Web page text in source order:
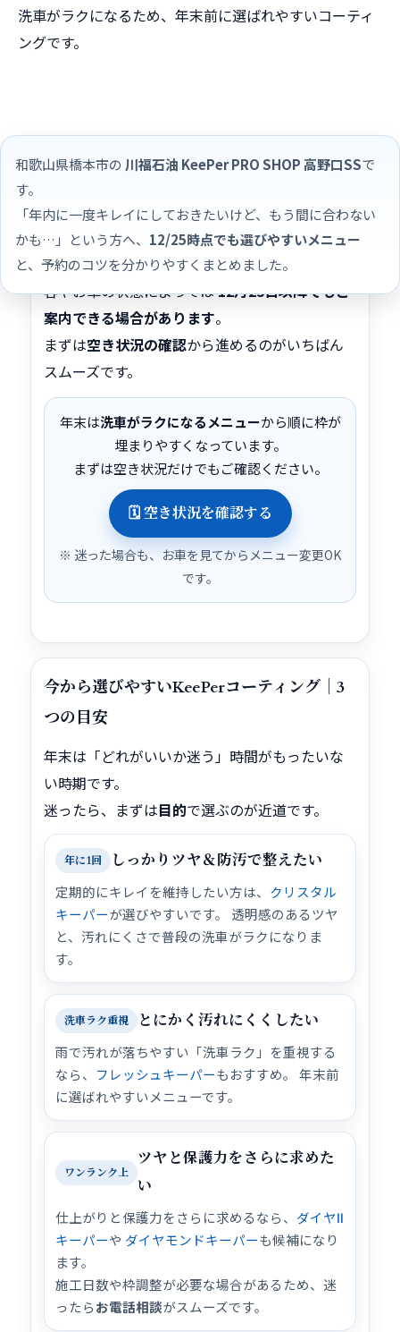
洗車がラクになるため、年末前に選ばれやすいコーティ
ングです。
和歌山県橋本市の 川福石油 KeePer PRO SHOP 高野口SSで
す。
「年内に一度キレイにしておきたいけど、もう間に合わない
かも…」という方へ、 12/25時点でも選びやすいメニュー
と、予約のコツを分かりやすくまとめました。
る場合があります
年末は予約が集中しやすい時期ですが、施工内
容やお車の状態によっては12月25日以降でもご
案内できる場合があります。
まずは空き状況の確認から進めるのがいちばん
スムーズです。
年末は洗車がラクになるメニューから順に枠が
埋まりやすくなっています。
まずは空き状況だけでもご確認ください。
🗓 空き状況を確認する
※ 迷った場合も、お車を見てからメニュー変更OK
です。
今から選びやすいKeePerコーティング｜3
つの目安
年末は「どれがいいか迷う」時間がもったいな
い時期です。
迷ったら、まずは目的で選ぶのが近道です。
年に1回 しっかりツヤ＆防汚で整えたい
定期的にキレイを維持したい方は、 クリスタル
キーパーが選びやすいです。 透明感のあるツヤ
と、汚れにくさで普段の洗車がラクになりま
す。
洗車ラク重視 とにかく汚れにくくしたい
雨で汚れが落ちやすい「洗車ラク」を重視する
なら、 フレッシュキーパーもおすすめ。 年末前
に選ばれやすいメニューです。
ワンランク上
ツヤと保護力をさらに求めた
い
仕上がりと保護力をさらに求めるなら、 ダイヤⅡ
キーパーや ダイヤモンドキーパーも候補になり
ます。
施工日数や枠調整が必要な場合があるため、迷
ったらお電話相談がスムーズです。